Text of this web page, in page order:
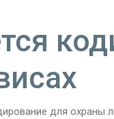
для охраны